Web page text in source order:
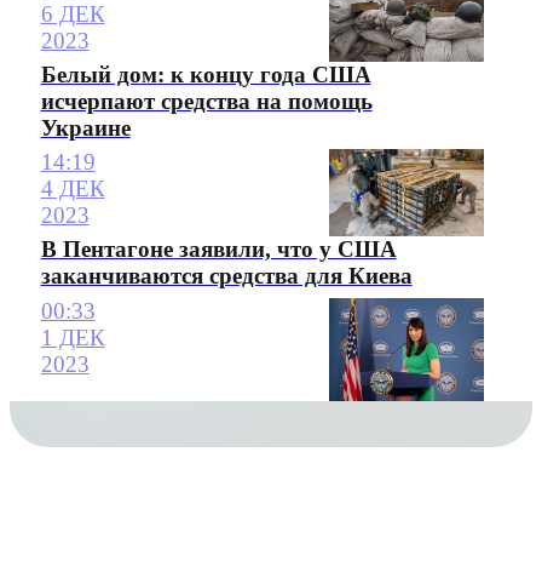
6 ДЕК
2023
Белый дом: к концу года США
исчерпают средства на помощь
Украине
14:19
4 ДЕК
2023
В Пентагоне заявили, что у США
заканчиваются средства для Киева
00:33
1 ДЕК
2023